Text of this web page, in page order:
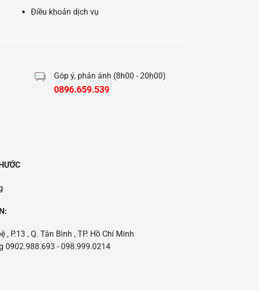
Điều khoản dịch vụ
Góp ý, phản ánh (8h00 - 20h00)
0896.659.539
, P.13 , Q. Tân Bình , TP. Hồ Chí Minh
0902.988.693 - 098.999.0214